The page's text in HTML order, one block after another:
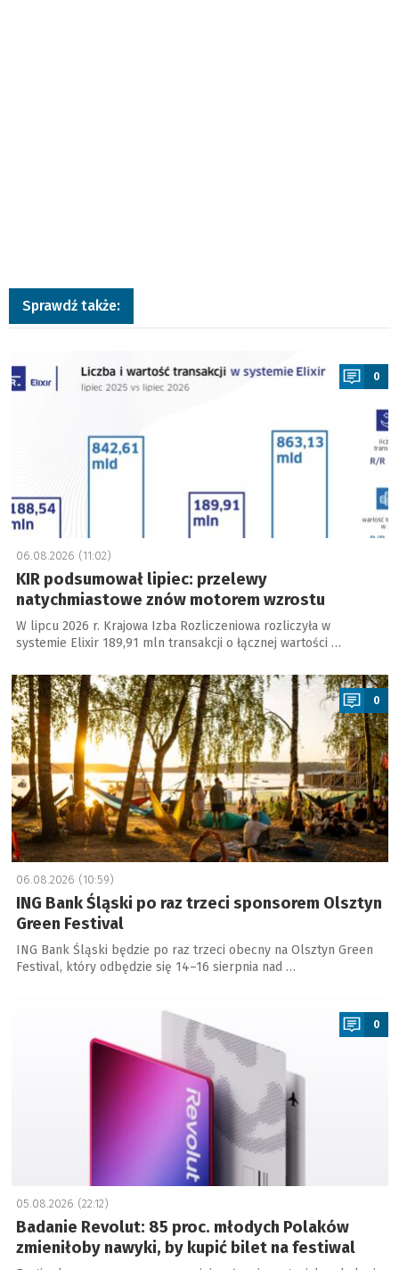
Sprawdź także:
0
06.08.2026 (11:02)
KIR podsumował lipiec: przelewy
natychmiastowe znów motorem wzrostu
W lipcu 2026 r. Krajowa Izba Rozliczeniowa rozliczyła w
systemie Elixir 189,91 mln transakcji o łącznej wartości …
a
0
06.08.2026 (10:59)
ING Bank Śląski po raz trzeci sponsorem Olsztyn
Green Festival
ING Bank Śląski będzie po raz trzeci obecny na Olsztyn Green
Festival, który odbędzie się 14–16 sierpnia nad …
0
05.08.2026 (22:12)
Badanie Revolut: 85 proc. młodych Polaków
zmieniłoby nawyki, by kupić bilet na festiwal